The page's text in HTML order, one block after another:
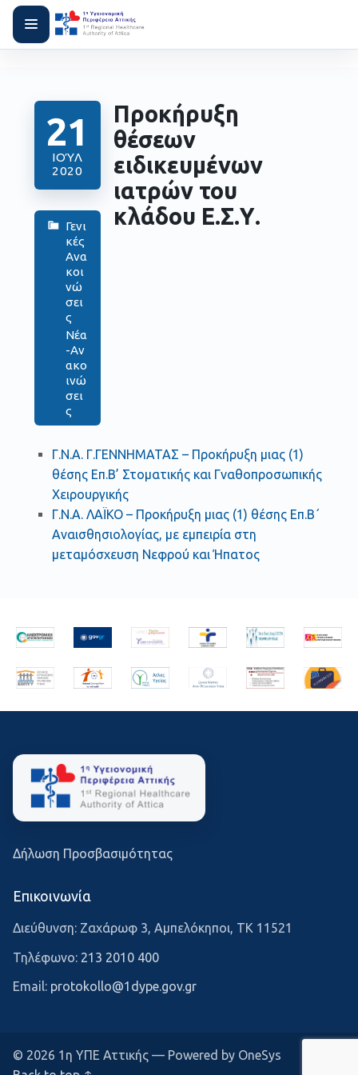
21
ΙΟΎΛ
2020
Γενι
κές
Ανα
κοι
νώ
σει
ς
Νέα
-Αν
ακο
ινώ
σει
ς
Προκήρυξη
θέσεων
ειδικευμένων
ιατρών του
κλάδου Ε.Σ.Υ.
Γ.Ν.Α. Γ.ΓΕΝΝΗΜΑΤΑΣ – Προκήρυξη μιας (1)
θέσης Επ.Β’ Στοματικής και Γναθοπροσωπικής
Χειρουργικής
Γ.Ν.Α. ΛΑΪΚΟ – Προκήρυξη μιας (1) θέσης Επ.Β΄
Αναισθησιολογίας, με εμπειρία στη
μεταμόσχευση Νεφρού και Ήπατος
Δήλωση Προσβασιμότητας
Επικοινωνία
Διεύθυνση: Ζαχάρωφ 3, Αμπελόκηποι, ΤΚ 11521
Τηλέφωνο: 213 2010 400
Email: protokollo@1dype.gov.gr
© 2026 1η ΥΠΕ Αττικής — Powered by OneSys